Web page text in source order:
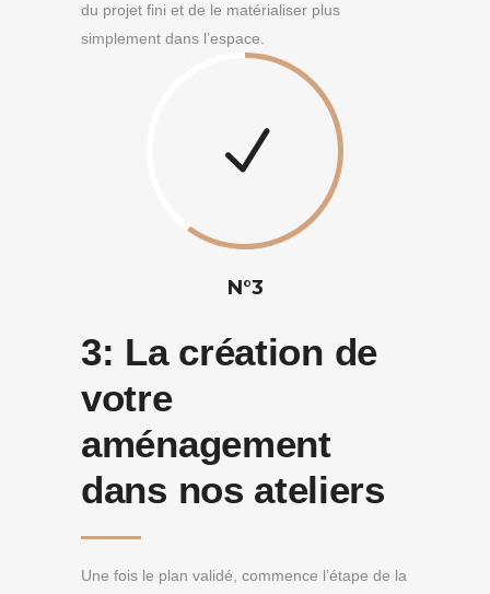
du projet fini et de le matérialiser plus
simplement dans l’espace.
N°3
3: La création de
votre
aménagement
dans nos ateliers
Une fois le plan validé, commence l’étape de la